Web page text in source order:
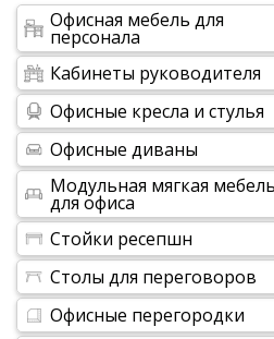
Офисная мебель для
персонала
Кабинеты руководителя
Офисные кресла и стулья
Офисные диваны
Модульная мягкая мебель
для офиса
Стойки ресепшн
Столы для переговоров
Офисные перегородки